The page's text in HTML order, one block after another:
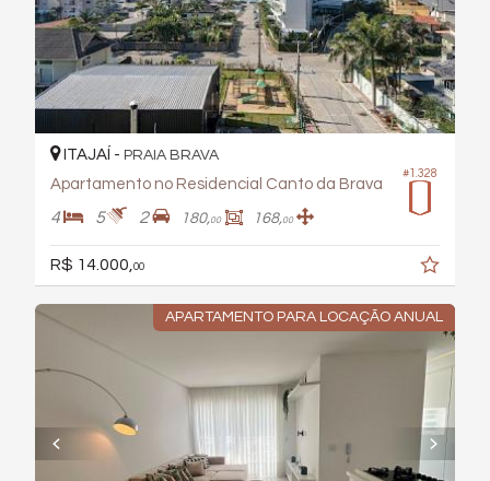
#1.328
ITAJAÍ - PRAIA BRAVA
Apartamento no Residencial Canto da Brava
4 5 2 180,00 168,00
R$ 14.000, 00
APARTAMENTO PARA LOCAÇÃO ANUAL